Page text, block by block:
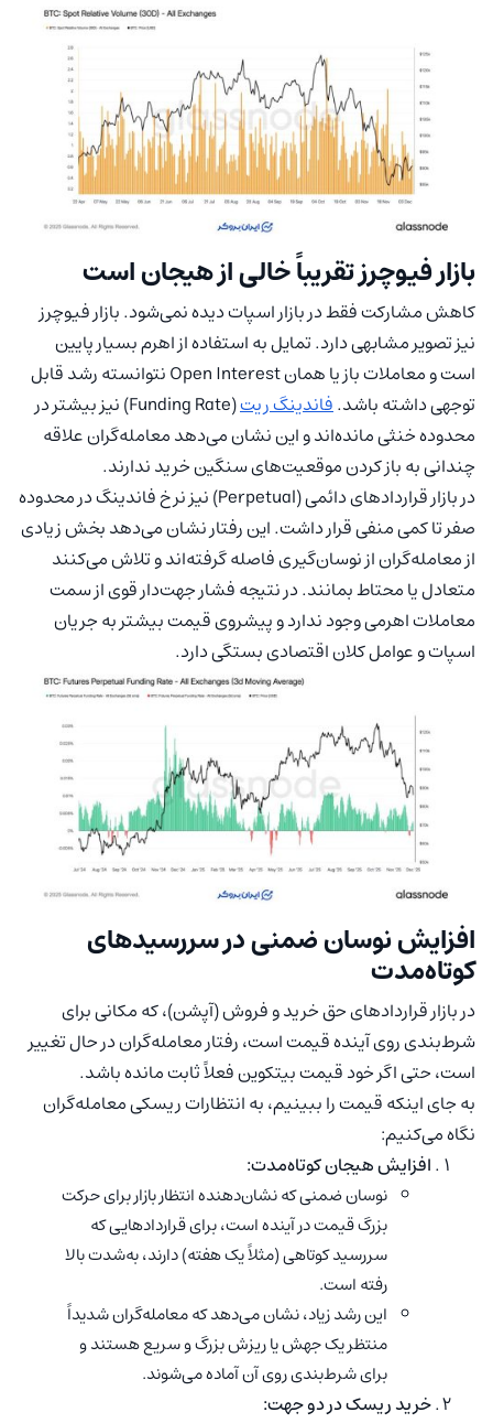
بازار فیوچرز تقریباً خالی از هیجان است
کاهش مشارکت فقط در بازار اسپات دیده نمی‌شود. بازار فیوچرز
نیز تصویر مشابهی دارد. تمایل به استفاده از اهرم بسیار پایین
است و معاملات باز یا همان Open Interest نتوانسته رشد قابل
توجهی داشته باشد.فاندینگ ریت
(Funding Rate) نیز بیشتر در
محدوده خنثی مانده‌اند و این نشان می‌دهد معامله‌گران علاقه
چندانی به باز کردن موقعیت‌های سنگین خرید ندارند.
در بازار قراردادهای دائمی (Perpetual) نیز نرخ فاندینگ در محدوده
صفر تا کمی منفی قرار داشت. این رفتار نشان می‌دهد بخش زیادی
از معامله‌گران از نوسان‌گیری فاصله گرفته‌اند و تلاش می‌کنند
متعادل یا محتاط بمانند. در نتیجه فشار جهت‌دار قوی از سمت
معاملات اهرمی وجود ندارد و پیشروی قیمت بیشتر به جریان
اسپات و عوامل کلان اقتصادی بستگی دارد.
افزایش نوسان ضمنی در سررسیدهای
کوتاه‌مدت
در بازار قراردادهای حق خرید و فروش (آپشن)، که مکانی برای
شرط‌بندی روی آینده قیمت است، رفتار معامله‌گران در حال تغییر
است، حتی اگر خود قیمت بیتکوین فعلاً ثابت مانده باشد.
به جای اینکه قیمت را ببینیم، به انتظارات ریسکی معامله‌گران
نگاه می‌کنیم:
افزایش هیجان کوتاه‌مدت:
نوسان ضمنی که نشان‌دهنده انتظار بازار برای حرکت
بزرگ قیمت در آینده است، برای قراردادهایی که
سررسید کوتاهی (مثلاً یک هفته) دارند، به‌شدت بالا
رفته است.
این رشد زیاد، نشان می‌دهد که معامله‌گران شدیداً
منتظر یک جهش یا ریزش بزرگ و سریع هستند و
برای شرط‌بندی روی آن آماده می‌شوند.
خرید ریسک در دو جهت: